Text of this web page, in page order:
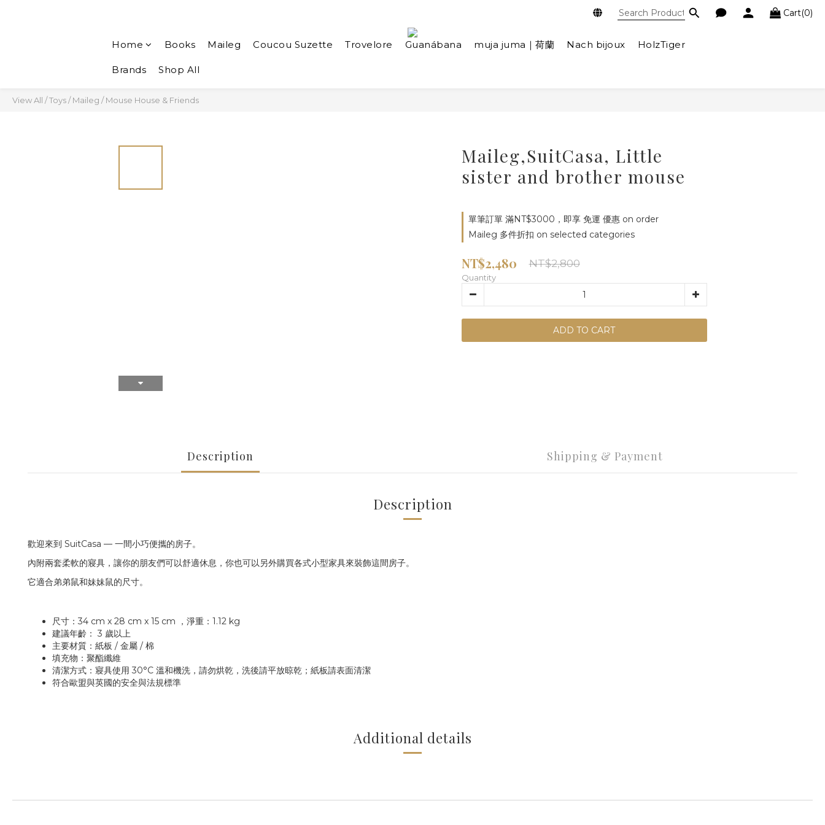
Cart(0)
Home Books Maileg Coucou Suzette Trovelore Guanábana muja juma｜荷蘭 Nach bijoux HolzTiger
Brands Shop All
View All /Toys/Maileg /Mouse House & Friends
Maileg,SuitCasa, Little
sister and brother mouse
單筆訂單 滿NT$3000，即享 免運 優惠 on order
Maileg 多件折扣 on selected categories
NT$2,480 NT$2,800
Quantity
ADD TO CART
Description Shipping & Payment
Description
歡迎來到 SuitCasa — 一間小巧便攜的房子。
內附兩套柔軟的寢具，讓你的朋友們可以舒適休息，你也可以另外購買各式小型家具來裝飾這間房子。
它適合弟弟鼠和妹妹鼠的尺寸。
尺寸：34 cm x 28 cm x 15 cm ，淨重：1.12 kg
建議年齡： 3 歲以上
主要材質：紙板 / 金屬 / 棉
填充物：聚酯纖維
清潔方式：寢具使用 30°C 溫和機洗，請勿烘乾，洗後請平放晾乾；紙板請表面清潔
符合歐盟與英國的安全與法規標準
Additional details